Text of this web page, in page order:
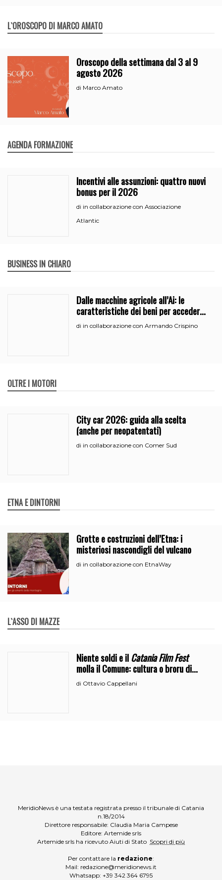
L`OROSCOPO DI MARCO AMATO
Oroscopo della settimana dal 3 al 9
agosto 2026
di Marco Amato
AGENDA FORMAZIONE
Incentivi alle assunzioni: quattro nuovi
bonus per il 2026
di in collaborazione con Associazione
Atlantic
BUSINESS IN CHIARO
Dalle macchine agricole all’Ai: le
caratteristiche dei beni per accedere
all’iperammortamento
di in collaborazione con Armando Crispino
OLTRE I MOTORI
City car 2026: guida alla scelta
(anche per neopatentati)
di in collaborazione con Comer Sud
ETNA E DINTORNI
Grotte e costruzioni dell’Etna: i
misteriosi nascondigli del vulcano
di in collaborazione con EtnaWay
L`ASSO DI MAZZE
Niente soldi e ilCatania Film Fest
molla il Comune: cultura o broru di
ciciri?
di Ottavio Cappellani
MeridioNews è una testata registrata presso il tribunale di Catania
n.18/2014
Direttore responsabile: Claudia Maria Campese
Editore: Artemide srls
Artemide srls ha ricevuto Aiuti di Stato Scopri di più
Per contattare la redazione:
Mail: redazione@meridionews.it
Whatsapp: +39 342 364 6795